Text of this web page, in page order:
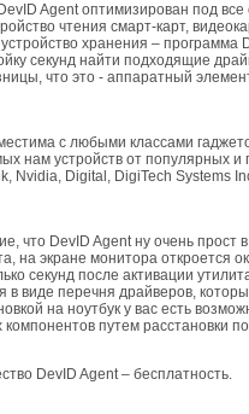
Agent оптимизирован под
чтения смарт-карт,
хранения – программа
секунд найти подходящие
что это - аппаратный
с любыми классами
нам устройств от популярных
Nvidia, Digital, DigiTech Systems
что DevID Agent ну очень прост в
на экране монитора откроется
секунд после активации
в виде перечня драйверов,
на ноутбук у вас есть
путем расстановки
DevID Agent – бесплатность.